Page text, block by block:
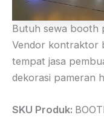
Butuh sewa booth
Vendor kontraktor
tempat jasa
dekorasi pameran
SKU Produk: